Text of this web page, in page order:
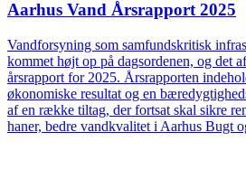
Aarhus Vand Årsrapport 2025
Vandforsyning som samfundskritisk
kommet højt op på dagsordenen, og det
årsrapport for 2025. Årsrapporten
økonomiske resultat og en
af en række tiltag, der fortsat skal sikre
haner, bedre vandkvalitet i Aarhus Bugt